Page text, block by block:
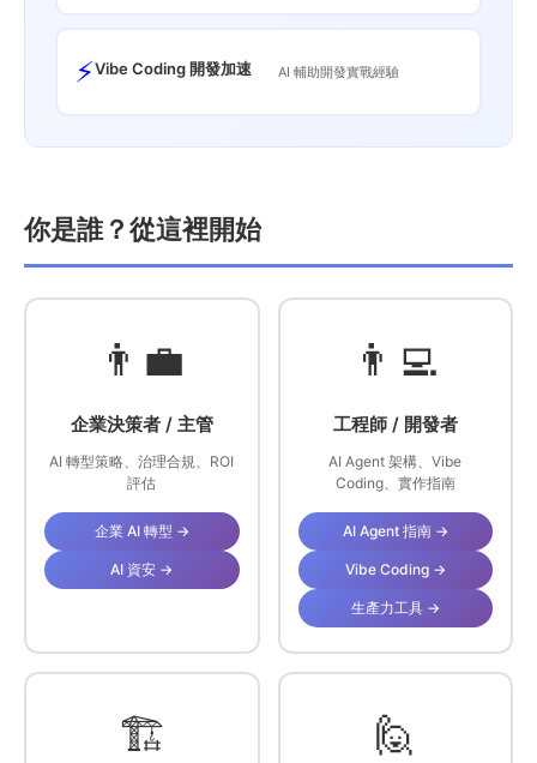
⚡Vibe Coding 開發加速 AI 輔助開發實戰經驗
你是誰？從這裡開始
👨‍💼
企業決策者 / 主管
AI 轉型策略、治理合規、ROI
評估
企業 AI 轉型 →
AI 資安 →
👨‍💻
工程師 / 開發者
AI Agent 架構、Vibe
Coding、實作指南
AI Agent 指南 →
Vibe Coding →
生產力工具 →
🏗️ 🙋